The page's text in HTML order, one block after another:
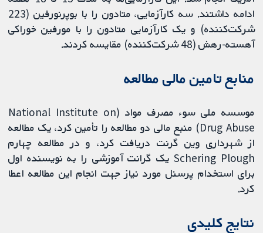
ادامه داشتند. سه کارآزمایی، متادون را با بوپرنورفین (223
شرکت‌کننده) و یک کارآزمایی متادون را با مورفین خوراکی
آهسته-رهش (48 شرکت‌کننده) مقایسه کردند.
منابع تامین مالی مطالعه
موسسه ملی سوء مصرف مواد (National Institute on
Drug Abuse) منبع مالی دو مطالعه را تأمین كرد، یک مطالعه
از شهرداری وین گرنت دریافت كرد، و در مطالعه چهارم
Schering Plough یک گرانت آموزشی را به نویسنده اول
برای استخدام پرسنل مورد نیاز جهت انجام این مطالعه اعطا
كرد.
‌نتایج کلیدی